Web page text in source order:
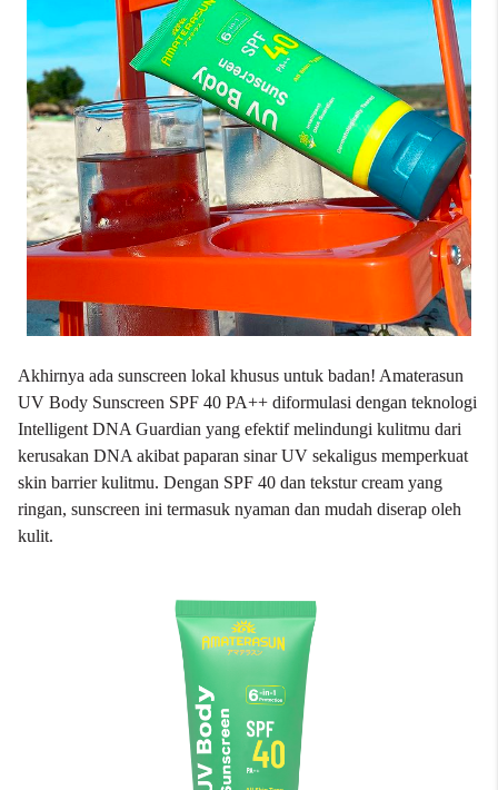
Akhirnya ada sunscreen lokal khusus untuk badan! Amaterasun
UV Body Sunscreen SPF 40 PA++ diformulasi dengan teknologi
Intelligent DNA Guardian yang efektif melindungi kulitmu dari
kerusakan DNA akibat paparan sinar UV sekaligus memperkuat
skin barrier kulitmu. Dengan SPF 40 dan tekstur cream yang
ringan, sunscreen ini termasuk nyaman dan mudah diserap oleh
kulit.